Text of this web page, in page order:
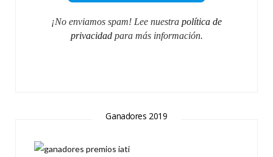
¡No enviamos spam! Lee nuestra política de
privacidadpara más información.
Ganadores 2019